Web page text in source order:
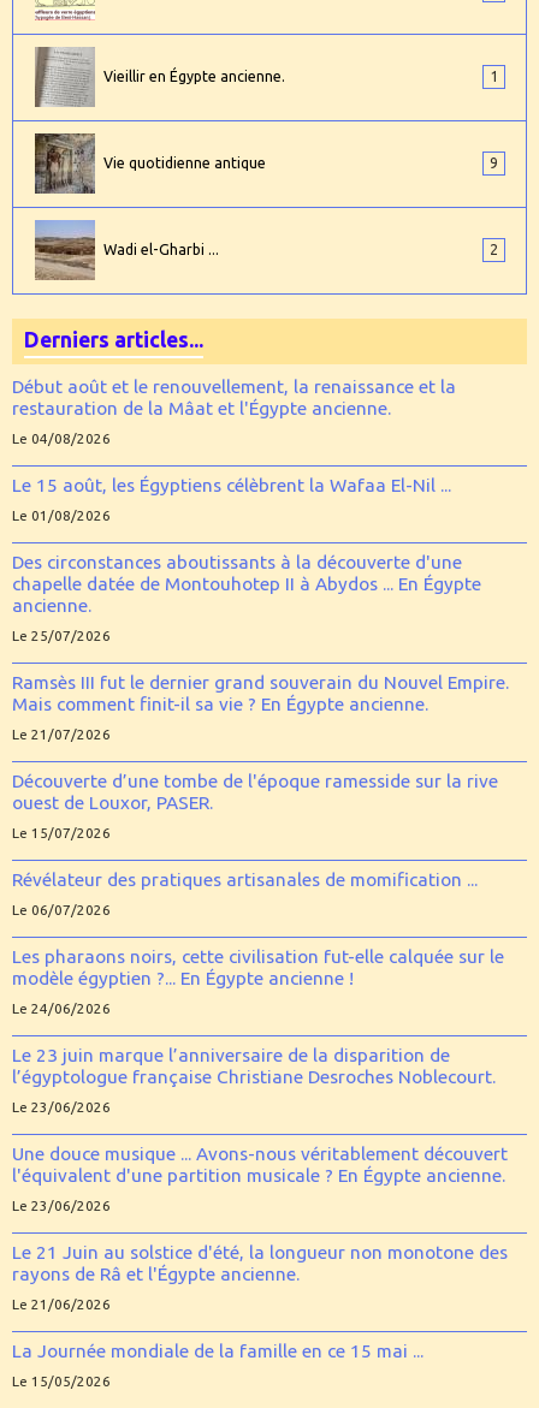
Vieillir en Égypte ancienne. 1
Vie quotidienne antique 9
Wadi el-Gharbi ... 2
Derniers articles...
Début août et le renouvellement, la renaissance et la
restauration de la Mâat et l'Égypte ancienne.
Le 04/08/2026
Le 15 août, les Égyptiens célèbrent la Wafaa El-Nil ...
Le 01/08/2026
Des circonstances aboutissants à la découverte d'une
chapelle datée de Montouhotep II à Abydos ... En Égypte
ancienne.
Le 25/07/2026
Ramsès III fut le dernier grand souverain du Nouvel Empire.
Mais comment finit-il sa vie ? En Égypte ancienne.
Le 21/07/2026
Découverte d’une tombe de l'époque ramesside sur la rive
ouest de Louxor, PASER.
Le 15/07/2026
Révélateur des pratiques artisanales de momification ...
Le 06/07/2026
Les pharaons noirs, cette civilisation fut-elle calquée sur le
modèle égyptien ?... En Égypte ancienne !
Le 24/06/2026
Le 23 juin marque l’anniversaire de la disparition de
l’égyptologue française Christiane Desroches Noblecourt.
Le 23/06/2026
Une douce musique ... Avons-nous véritablement découvert
l'équivalent d'une partition musicale ? En Égypte ancienne.
Le 23/06/2026
Le 21 Juin au solstice d'été, la longueur non monotone des
rayons de Râ et l'Égypte ancienne.
Le 21/06/2026
La Journée mondiale de la famille en ce 15 mai ...
Le 15/05/2026